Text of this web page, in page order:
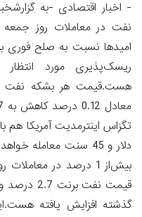
- اخبار اقتصادی -به
نفت در معاملات روز جمعه
امیدها نسبت به صلح فوری
ریسک‌پذیری مورد
دلار و 45 سنت
بیش‌از 1 درصد در
گذشته افزایش یافته